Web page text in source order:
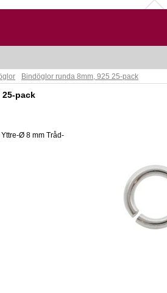
Bindöglor runda 8mm, 925 25-pack
25-pack
Ø 8 mm Tråd-